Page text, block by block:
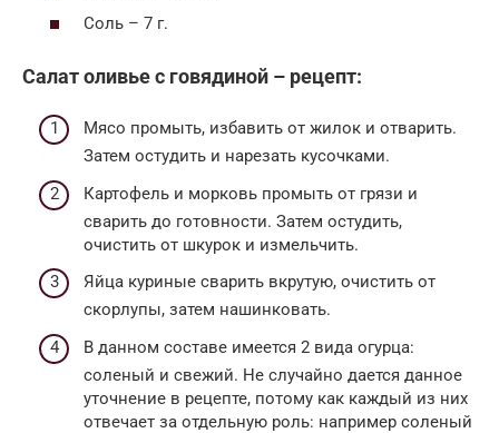
Соль – 7 г.
Салат оливье с говядиной – рецепт:
Мясо промыть, избавить от жилок и отварить.
Затем остудить и нарезать кусочками.
Картофель и морковь промыть от грязи и
сварить до готовности. Затем остудить,
очистить от шкурок и измельчить.
Яйца куриные сварить вкрутую, очистить от
скорлупы, затем нашинковать.
В данном составе имеется 2 вида огурца:
соленый и свежий. Не случайно дается данное
уточнение в рецепте, потому как каждый из них
отвечает за отдельную роль: например соленый